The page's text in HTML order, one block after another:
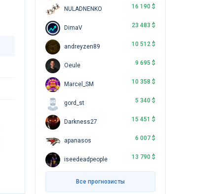
NULADNENKO 16 190 $
DimaV 23 483 $
andreyzen89 10 512 $
Oeule 9 695 $
Marcel_SM 10 358 $
gord_st 5 340 $
Darkness27 15 451 $
apanasos 6 007 $
iseedeadpeople 13 790 $
Все прогнозисты